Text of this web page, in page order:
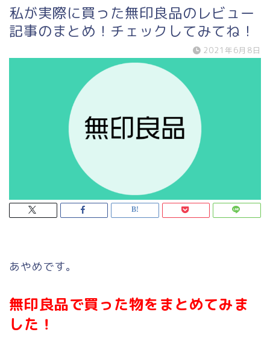
私が実際に買った無印良品のレビュー
記事のまとめ！チェックしてみてね！
2021年6月8日
あやめです。
無印良品で買った物をまとめてみま
した！